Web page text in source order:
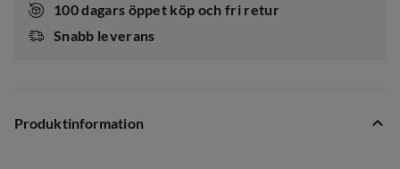
100 dagars öppet köp och fri retur
Snabb leverans
Produktinformation